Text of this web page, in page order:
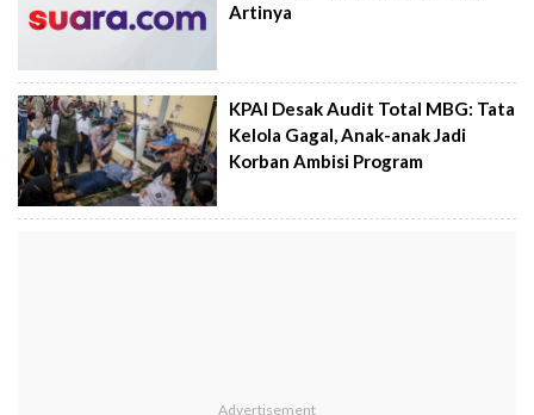
Artinya
KPAI Desak Audit Total MBG: Tata
Kelola Gagal, Anak-anak Jadi
Korban Ambisi Program